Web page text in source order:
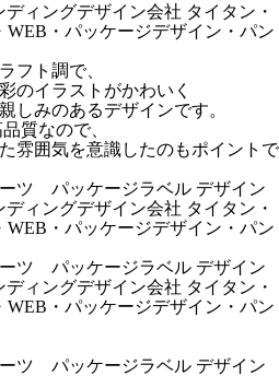
フト調で、
のイラストがかわいく
しみのあるデザインです。
質なので、
雰囲気を意識したのもポイントで